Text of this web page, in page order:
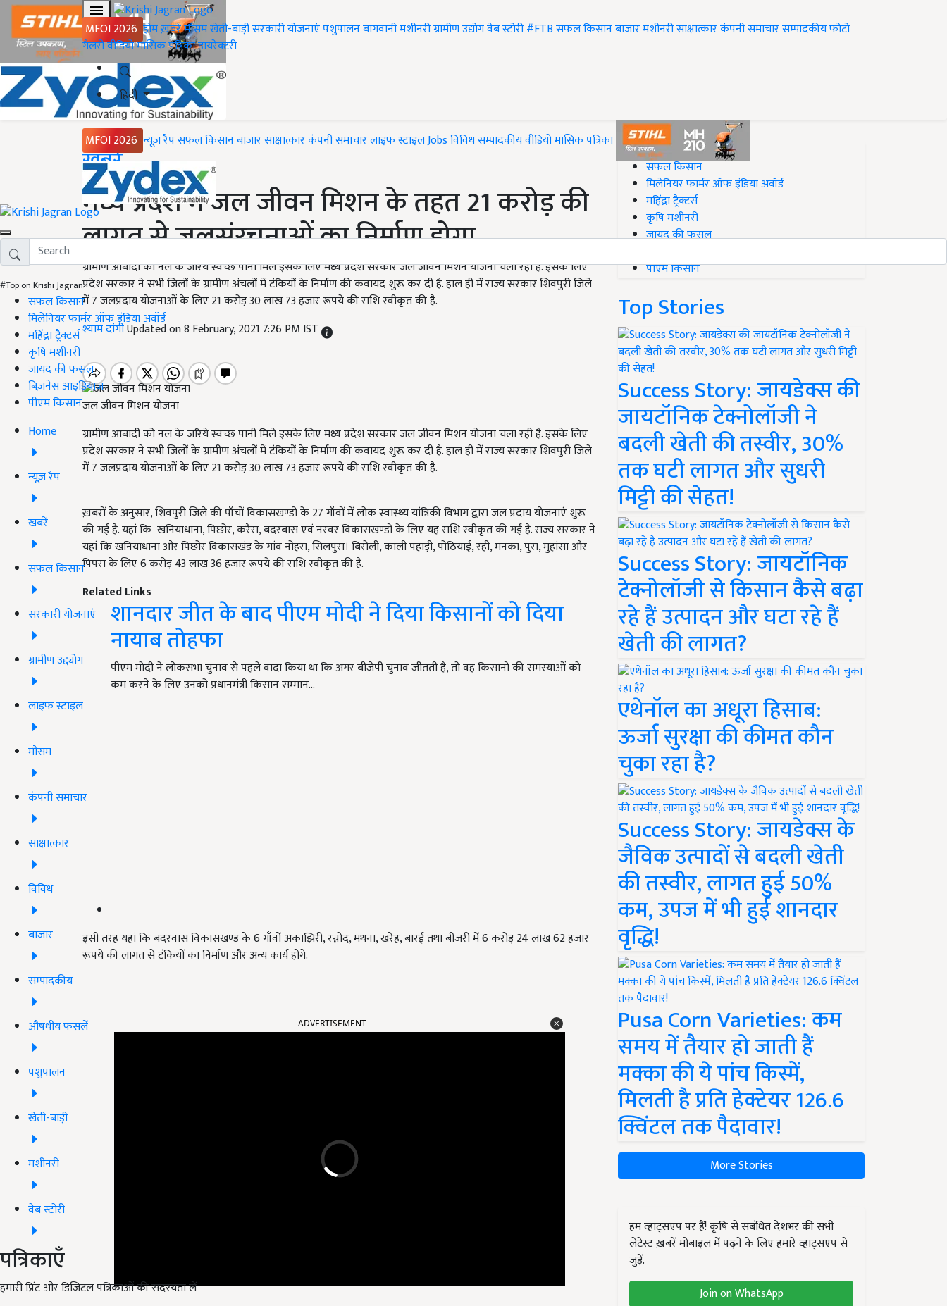
MFOI 2026 होमख़बरेंमौसमखेती-बाड़ीसरकारी योजनाएंपशुपालनबागवानीमशीनरीग्रामीण उद्योगवेब स्टोरी#FTBसफल किसानबाजारमशीनरीसाक्षात्कारकंपनी समाचारसम्पादकीयफोटो
गैलरीवीडियोमासिक पत्रिकाडायरेक्टरी
हिंदी
MFOI 2026 न्यूज़ रैपसफल किसानबाजारसाक्षात्कारकंपनी समाचारलाइफ स्टाइलJobsविविधसम्पादकीयवीडियोमासिक पत्रिका
#Top on Krishi Jagran
सफल किसान
मिलेनियर फार्मर ऑफ इंडिया अवॉर्ड
महिंद्रा ट्रैक्टर्स
कृषि मशीनरी
जायद की फसल
बिज़नेस आइडियाज
पीएम किसान
Home
न्यूज़ रैप
खबरें
सफल किसान
सरकारी योजनाएं
ग्रामीण उद्द्योग
लाइफ स्टाइल
मौसम
कंपनी समाचार
साक्षात्कार
विविध
बाजार
सम्पादकीय
औषधीय फसलें
पशुपालन
खेती-बाड़ी
मशीनरी
वेब स्टोरी
पत्रिकाएँ
हमारी प्रिंट और डिजिटल पत्रिकाओं की सदस्यता लें
Home
ख़बरें
मध्य प्रदेश में जल जीवन मिशन के तहत 21 करोड़ की
लागत से जलसंरचनाओं का निर्माण होगा
ग्रामीण आबादी को नल के जरिये स्वच्छ पानी मिले इसके लिए मध्य प्रदेश सरकार जल जीवन मिशन योजना चला रही है. इसके लिए
प्रदेश सरकार ने सभी जिलों के ग्रामीण अंचलों में टंकियों के निर्माण की कवायद शुरू कर दी है. हाल ही में राज्य सरकार शिवपुरी जिले
में 7 जलप्रदाय योजनाओं के लिए 21 करोड़ 30 लाख 73 हजार रूपये की राशि स्वीकृत की है.
श्याम दांगीUpdated on 8 February, 2021 7:26 PM IST
जल जीवन मिशन योजना
ग्रामीण आबादी को नल के जरिये स्वच्छ पानी मिले इसके लिए मध्य प्रदेश सरकार जल जीवन मिशन योजना चला रही है. इसके लिए
प्रदेश सरकार ने सभी जिलों के ग्रामीण अंचलों में टंकियों के निर्माण की कवायद शुरू कर दी है. हाल ही में राज्य सरकार शिवपुरी जिले
में 7 जलप्रदाय योजनाओं के लिए 21 करोड़ 30 लाख 73 हजार रूपये की राशि स्वीकृत की है.
ख़बरों के अनुसार, शिवपुरी जिले की पाँचों विकासखण्डों के 27 गाँवों में लोक स्वास्थ्य यांत्रिकी विभाग द्वारा जल प्रदाय योजनाएं शुरू
की गई है. यहां कि खनियाधाना, पिछोर, करैरा, बदरबास एवं नरवर विकासखण्डों के लिए यह राशि स्वीकृत की गई है. राज्य सरकार ने
यहां कि खनियाधाना और पिछोर विकासखंड के गांव नोहरा, सिलपुरा। बिरोली, काली पहाड़ी, पोठियाई, रही, मनका, पुरा, मुहांसा और
पिपरा के लिए 6 करोड़ 43 लाख 36 हजार रूपये की राशि स्वीकृत की है.
Related Links
शानदार जीत के बाद पीएम मोदी ने दिया किसानों को दिया
नायाब तोहफा
पीएम मोदी ने लोकसभा चुनाव से पहले वादा किया था कि अगर बीजेपी चुनाव जीतती है, तो वह किसानों की समस्याओं को
कम करने के लिए उनको प्रधानमंत्री किसान सम्मान…
इसी तरह यहां कि बदरवास विकासखण्ड के 6 गाँवों अकाझिरी, रन्नोद, मथना, खरेह, बारई तथा बीजरी में 6 करोड़ 24 लाख 62 हजार
रूपये की लागत से टंकियों का निर्माण और अन्य कार्य होंगे.
#Top on Krishi Jagran
सफल किसान
मिलेनियर फार्मर ऑफ इंडिया अवॉर्ड
महिंद्रा ट्रैक्टर्स
कृषि मशीनरी
जायद की फसल
पीएम किसान
Top Stories
Success Story: जायडेक्स की
जायटॉनिक टेक्नोलॉजी ने
बदली खेती की तस्वीर, 30%
तक घटी लागत और सुधरी
मिट्टी की सेहत!
Success Story: जायटॉनिक
टेक्नोलॉजी से किसान कैसे बढ़ा
रहे हैं उत्पादन और घटा रहे हैं
खेती की लागत?
एथेनॉल का अधूरा हिसाब:
ऊर्जा सुरक्षा की कीमत कौन
चुका रहा है?
Success Story: जायडेक्स के
जैविक उत्पादों से बदली खेती
की तस्वीर, लागत हुई 50%
कम, उपज में भी हुई शानदार
वृद्धि!
Pusa Corn Varieties: कम
समय में तैयार हो जाती हैं
मक्का की ये पांच किस्में,
मिलती है प्रति हेक्टेयर 126.6
क्विंटल तक पैदावार!
More Stories
हम व्हाट्सएप पर हैं! कृषि से संबंधित देशभर की सभी
लेटेस्ट ख़बरें मोबाइल में पढ़ने के लिए हमारे व्हाट्सएप से
जुड़ें.
Join on WhatsApp